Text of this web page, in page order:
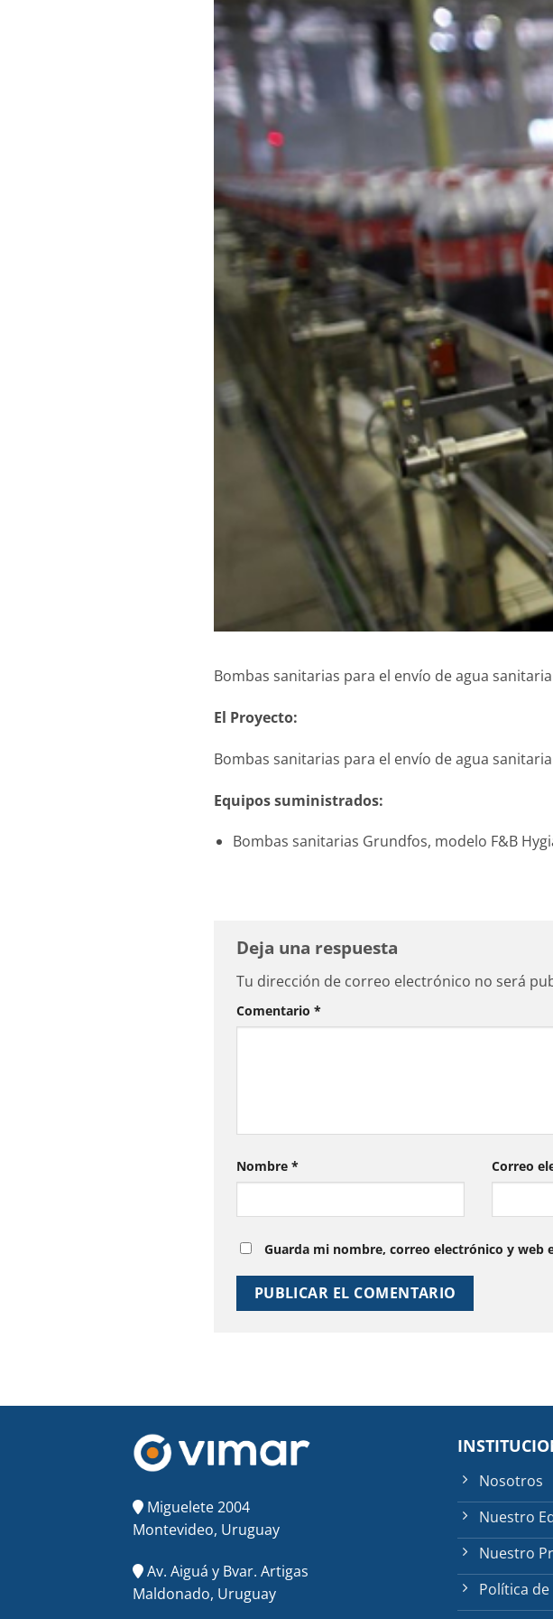
Bombas sanitarias para el envío de agua
El Proyecto:
Bombas sanitarias para el envío de agua
Equipos suministrados:
Bombas sanitarias Grundfos, modelo F&B
Deja una respuesta
Tu dirección de correo electrónico no será
Comentario *
Nombre * Correo
Guarda mi nombre, correo electrónico y web
Miguelete 2004
Montevideo, Uruguay
Av. Aiguá y Bvar. Artigas
Maldonado, Uruguay
Nosotros
Nuestro
Nuestro
Política